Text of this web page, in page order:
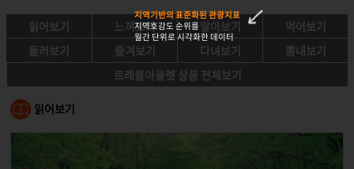
읽어보기 느껴보기 알아보기
먹어보기
둘러보기
즐겨보기 다녀보기
뽐내보기
트래블아울렛 상품 전체보기
읽어보기
지역기반의 표준화된 관광지표
지역호감도 순위를
월간 단위로 시각화한 데이터